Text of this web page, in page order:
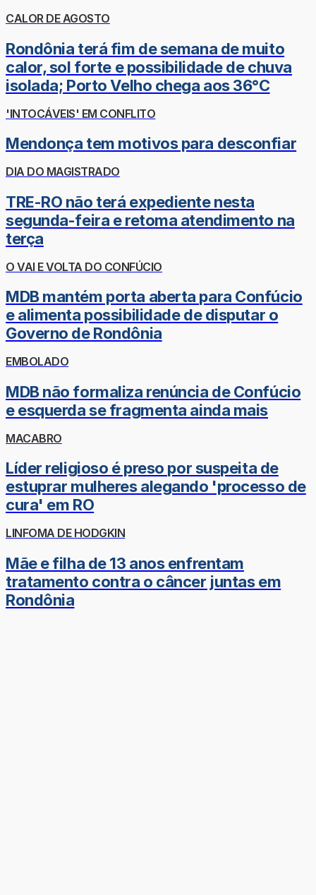
CALOR DE AGOSTO
Rondônia terá fim de semana de muito
calor, sol forte e possibilidade de chuva
isolada; Porto Velho chega aos 36°C
'INTOCÁVEIS' EM CONFLITO
Mendonça tem motivos para desconfiar
DIA DO MAGISTRADO
TRE-RO não terá expediente nesta
segunda-feira e retoma atendimento na
terça
O VAI E VOLTA DO CONFÚCIO
MDB mantém porta aberta para Confúcio
e alimenta possibilidade de disputar o
Governo de Rondônia
EMBOLADO
MDB não formaliza renúncia de Confúcio
e esquerda se fragmenta ainda mais
MACABRO
Líder religioso é preso por suspeita de
estuprar mulheres alegando 'processo de
cura' em RO
LINFOMA DE HODGKIN
Mãe e filha de 13 anos enfrentam
tratamento contra o câncer juntas em
Rondônia